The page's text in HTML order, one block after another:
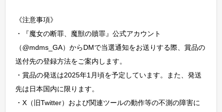
《注意事項》
・『魔女の断罪、魔獣の贖罪』公式アカウント
（@mdms_GA）からDMで当選通知をお送りする際、賞品の
送付先の登録方法をご案内します。
・賞品の発送は2025年1月頃を予定しています。また、発送
先は日本国内に限ります。
・X（旧Twitter）および関連ツールの動作等の不測の障害に